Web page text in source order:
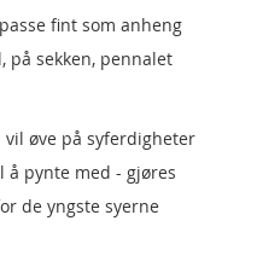
fint som anheng
på sekken, pennalet
øve på syferdigheter
å pynte med - gjøres
de yngste syerne